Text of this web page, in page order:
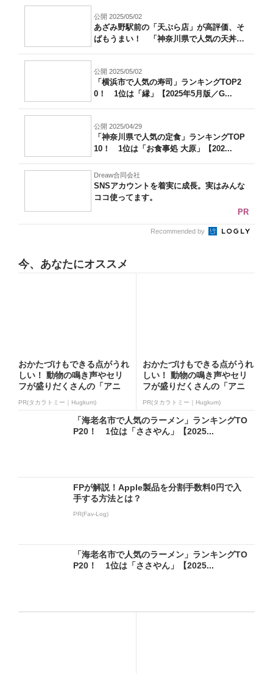
公開 2025/05/02
あざみ野駅前の「天ぷら店」が高評価、そ
ばもうまい！ 「神奈川県で人気の天丼」
公開 2025/05/02
「横浜市で人気の寿司」ランキングTOP2
0！ 1位は「縁」【2025年5月版／G...
公開 2025/04/29
「神奈川県で人気の定食」ランキングTOP
10！ 1位は「お食事処 大原」【202...
Dreaw合同会社
SNSアカウントを着実に成長。実はみんな
ココ使ってます。
PR
Recommended by
今、あなたにオススメ
おかたづけもできる点がうれ
しい！ 動物の鳴き声やセリ
フが盛りだくさんの「アニ
PR(タカラトミー｜Hugkum)
おかたづけもできる点がうれ
しい！ 動物の鳴き声やセリ
フが盛りだくさんの「アニ
PR(タカラトミー｜Hugkum)
「海老名市で人気のラーメン」ランキングTO
P20！ 1位は「ささやん」【2025...
FPが解説！Apple製品を分割手数料0円で入
手する方法とは？
PR(Fav-Log)
「海老名市で人気のラーメン」ランキングTO
P20！ 1位は「ささやん」【2025...